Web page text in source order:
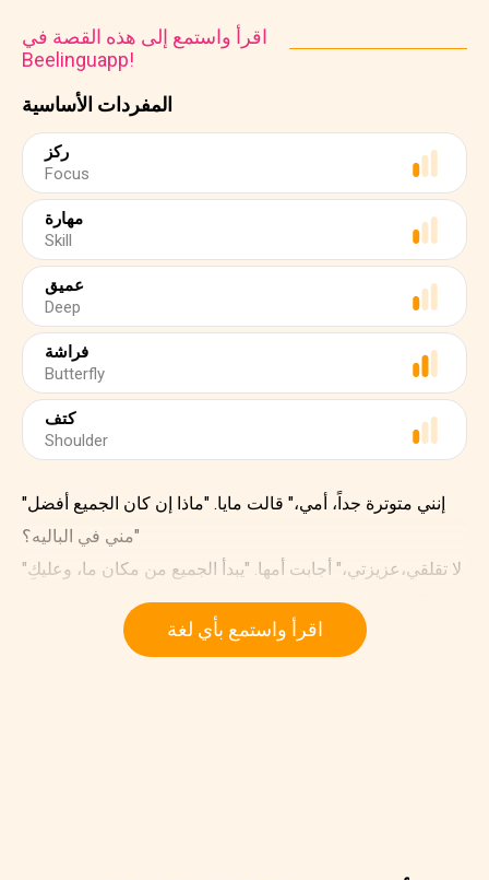
المفردات الأساسية
ركز
Focus
مهارة
Skill
عميق
Deep
فراشة
Butterfly
كتف
Shoulder
اقرأ واستمع إلى هذه القصة في
Beelinguapp!
"إنني متوترة جداً، أمي،" قالت مايا. "ماذا إن كان الجميع أفضل
مني في الباليه؟"
"لا تقلقي،عزيزتي،" أجابت أمها. "يبدأ الجميع من مكان ما، وعليكِ
التركيز على الاستمتاع وتعلم مهارة جديدة. من يدري، فربما
ستكوّنين حتى صداقات جديدة.
اقرأ واستمع بأي لغة